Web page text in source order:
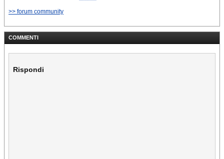
>> forum community
COMMENTI
Rispondi